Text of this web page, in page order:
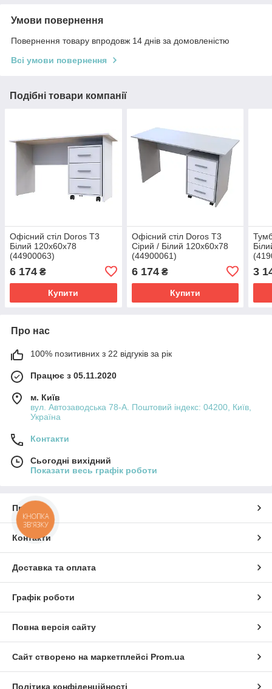
Умови повернення
Повернення товару впродовж 14 днів за домовленістю
Всі умови повернення
Подібні товари компанії
Офісний стіл Doros Т3
Білий 120х60х78
(44900063)
6 174 ₴
Купити
Офісний стіл Doros Т3
Сірий / Білий 120х60х78
(44900061)
6 174₴
Купити
3
Про нас
100% позитивних з 22 відгуків за рік
Працює з 05.11.2020
м. Київ
вул. Автозаводська 78-А. Поштовий індекс: 04200, Київ,
Україна
Контакти
Сьогодні вихідний
Показати весь графік роботи
Про нас
Контакти
Доставка та оплата
Графік роботи
Повна версія сайту
Сайт створено на маркетплейсі Prom.ua
Політика конфіденційності
КНОПКА
ЗВ'ЯЗКУ